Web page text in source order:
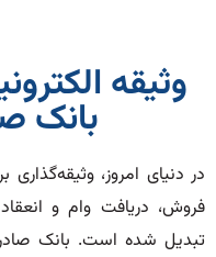
وثیقه
بانک
در دنیای امروز،
فروش، دریافت وام و
تبدیل شده است. بانک